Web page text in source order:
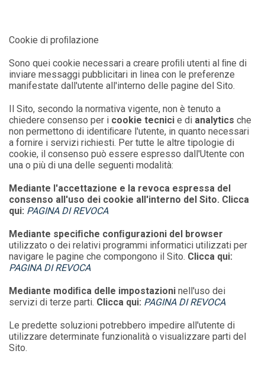
Cookie di proﬁlazione
Sono quei cookie necessari a creare proﬁli utenti al ﬁne di
inviare messaggi pubblicitari in linea con le preferenze
manifestate dall'utente all'interno delle pagine del Sito.
Il Sito, secondo la normativa vigente, non è tenuto a
chiedere consenso per i cookie tecnicie di analyticsche
non permettono di identiﬁcare l'utente, in quanto necessari
a fornire i servizi richiesti. Per tutte le altre tipologie di
cookie, il consenso può essere espresso dall'Utente con
una o più di una delle seguenti modalità:
Mediante l'accettazione e la revoca espressa del
consenso all'uso dei cookie all'interno del Sito. Clicca
qui: PAGINA DI REVOCA
Mediante speciﬁche conﬁgurazioni del browser
utilizzato o dei relativi programmi informatici utilizzati per
navigare le pagine che compongono il Sito. Clicca qui:
PAGINA DI REVOCA
Mediante modiﬁca delle impostazioninell'uso dei
servizi di terze parti. Clicca qui: PAGINA DI REVOCA
Le predette soluzioni potrebbero impedire all'utente di
utilizzare determinate funzionalità o visualizzare parti del
Sito.